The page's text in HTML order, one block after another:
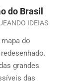
do Brasil
IDEIAS
do
grandes
das